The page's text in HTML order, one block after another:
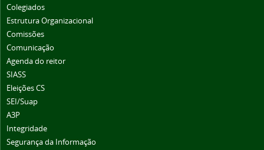
Colegiados
Estrutura Organizacional
Comissões
Comunicação
Agenda do reitor
SIASS
Eleições CS
SEI/Suap
A3P
Integridade
Segurança da Informação